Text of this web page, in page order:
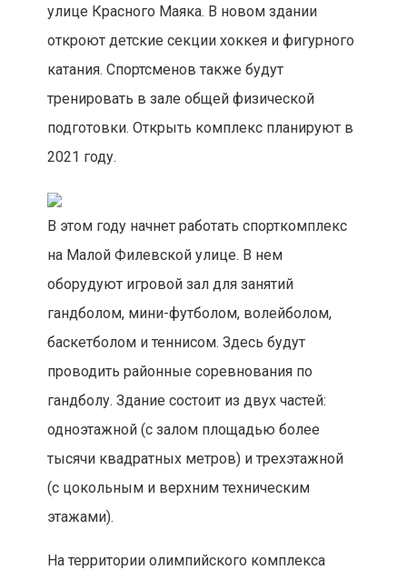
улице Красного Маяка. В новом здании
откроют детские секции хоккея и фигурного
катания. Спортсменов также будут
тренировать в зале общей физической
подготовки. Открыть комплекс планируют в
2021 году.
В этом году начнет работать спорткомплекс
на Малой Филевской улице. В нем
оборудуют игровой зал для занятий
гандболом, мини-футболом, волейболом,
баскетболом и теннисом. Здесь будут
проводить районные соревнования по
гандболу. Здание состоит из двух частей:
одноэтажной (с залом площадью более
тысячи квадратных метров) и трехэтажной
(с цокольным и верхним техническим
этажами).
На территории олимпийского комплекса